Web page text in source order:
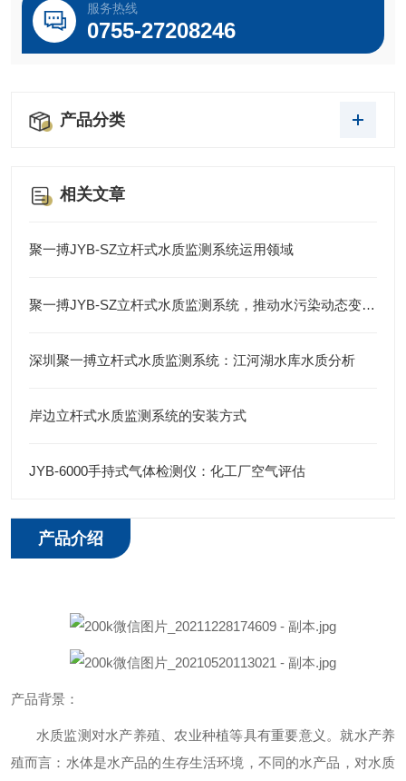
服务热线
0755-27208246
产品分类
相关文章
聚一搏JYB-SZ立杆式水质监测系统运用领域
聚一搏JYB-SZ立杆式水质监测系统，推动水污染动态变化分析
深圳聚一搏立杆式水质监测系统：江河湖水库水质分析
岸边立杆式水质监测系统的安装方式
JYB-6000手持式气体检测仪：化工厂空气评估
产品介绍
产品背景：
水质监测对水产养殖、农业种植等具有重要意义。就水产养
殖而言：水体是水产品的生存生活环境，不同的水产品，对水质